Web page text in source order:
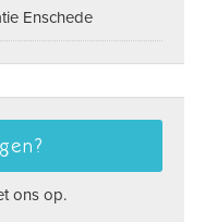
Enschede
ons op.